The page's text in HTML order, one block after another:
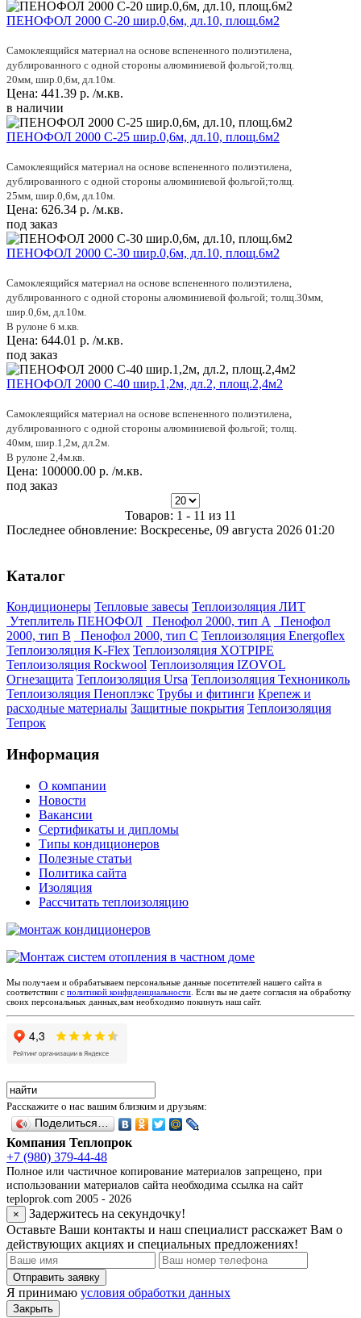
ПЕНОФОЛ 2000 C-20 шир.0,6м, дл.10, площ.6м2
Самоклеящийся материал на основе вспененного полиэтилена,
дублированного с одной стороны алюминиевой фольгой;толщ.
20мм, шир.0,6м, дл.10м.
Цена: 441.39 р. /м.кв.
в наличии
ПЕНОФОЛ 2000 C-25 шир.0,6м, дл.10, площ.6м2
Самоклеящийся материал на основе вспененного полиэтилена,
дублированного с одной стороны алюминиевой фольгой;толщ.
25мм, шир.0,6м, дл.10м.
Цена: 626.34 р. /м.кв.
под заказ
ПЕНОФОЛ 2000 C-30 шир.0,6м, дл.10, площ.6м2
Самоклеящийся материал на основе вспененного полиэтилена,
дублированного с одной стороны алюминиевой фольгой; толщ.30мм,
шир.0,6м, дл.10м.
В рулоне 6 м.кв.
Цена: 644.01 р. /м.кв.
под заказ
ПЕНОФОЛ 2000 C-40 шир.1,2м, дл.2, площ.2,4м2
Самоклеящийся материал на основе вспененного полиэтилена,
дублированного с одной стороны алюминиевой фольгой; толщ.
40мм, шир.1,2м, дл.2м.
В рулоне 2,4м.кв.
Цена: 100000.00 р. /м.кв.
под заказ
Товаров: 1 - 11 из 11
Последнее обновление: Воскресенье, 09 августа 2026 01:20
Каталог
Кондиционеры Тепловые завесы Теплоизоляция ЛИТ
Утеплитель ПЕНОФОЛ
Пенофол 2000, тип А
Пенофол
2000, тип В
Пенофол 2000, тип С Теплоизоляция Energoflex
Теплоизоляция K-Flex Теплоизоляция XOTPIPE
Теплоизоляция Rockwool Теплоизоляция IZOVOL
Огнезащита Теплоизоляция Ursa Теплоизоляция Технониколь
Теплоизоляция Пеноплэкс Трубы и фитинги Крепеж и
расходные материалы Защитные покрытия Теплоизоляция
Тепрок
Информация
О компании
Новости
Вакансии
Сертификаты и дипломы
Типы кондиционеров
Полезные статьи
Политика сайта
Изоляция
Рассчитать теплоизоляцию
Мы получаем и обрабатываем персональные данные посетителей нашего сайта в
соответствии с политикой конфиденциальности . Если вы не даете согласия на обработку
своих персональных данных,вам необходимо покинуть наш сайт.
Расскажите о нас вашим близким и друзьям:
Поделиться…
Компания Теплопрок
+7 (980) 379-44-48
Полное или частичное копирование материалов запрещено, при
использовании материалов сайта необходима ссылка на сайт
teploprok.com 2005 - 2026
×
Задержитесь на секундочку!
Оставьте Ваши контакты и наш специалист расскажет Вам о
действующих акциях и специальных предложениях!
Отправить заявку
Я принимаю условия обработки данных
Закрыть